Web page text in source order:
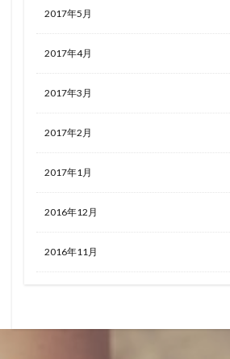
2017年5月
2017年4月
2017年3月
2017年2月
2017年1月
2016年12月
2016年11月